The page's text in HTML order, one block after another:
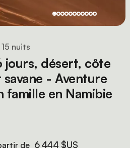
15 nuits
jours, désert, côte
savane - Aventure
famille en Namibie
de 6 444 $US